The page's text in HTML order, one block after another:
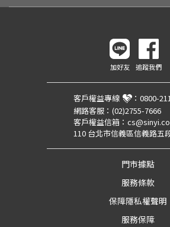
加好友 追蹤我們
客戶權益專線 ： 0800-
網路客服： (02)2755-7666
客戶權益信箱：
110 台北市信義區信義路五
門市據點
服務條款
保障隱私權聲明
服務保障